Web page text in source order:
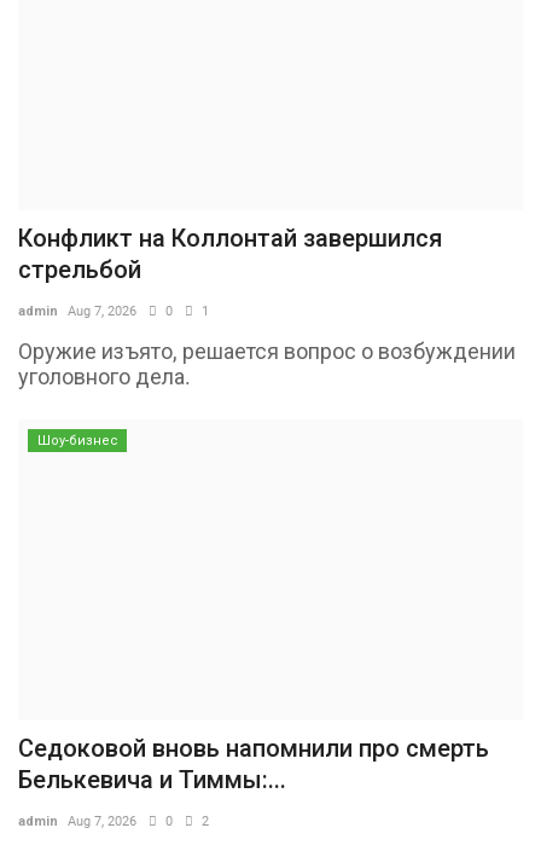
Конфликт на Коллонтай завершился
стрельбой
admin Aug 7, 2026 0 1
Оружие изъято, решается вопрос о возбуждении
уголовного дела.
Шоу-бизнес
Седоковой вновь напомнили про смерть
Белькевича и Тиммы:...
admin Aug 7, 2026 0 2